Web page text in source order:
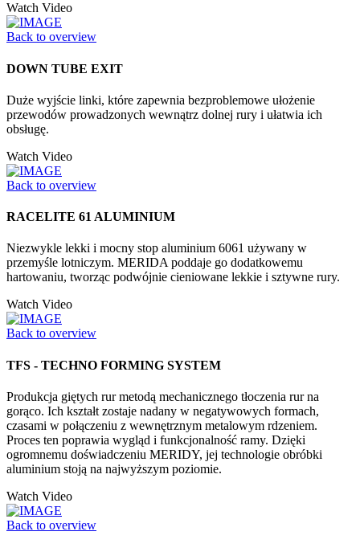
Watch Video
Back to overview
DOWN TUBE EXIT
Duże wyjście linki, które zapewnia bezproblemowe ułożenie
przewodów prowadzonych wewnątrz dolnej rury i ułatwia ich
obsługę.
Watch Video
Back to overview
RACELITE 61 ALUMINIUM
Niezwykle lekki i mocny stop aluminium 6061 używany w
przemyśle lotniczym. MERIDA poddaje go dodatkowemu
hartowaniu, tworząc podwójnie cieniowane lekkie i sztywne rury.
Watch Video
Back to overview
TFS - TECHNO FORMING SYSTEM
Produkcja giętych rur metodą mechanicznego tłoczenia rur na
gorąco. Ich kształt zostaje nadany w negatywowych formach,
czasami w połączeniu z wewnętrznym metalowym rdzeniem.
Proces ten poprawia wygląd i funkcjonalność ramy. Dzięki
ogromnemu doświadczeniu MERIDY, jej technologie obróbki
aluminium stoją na najwyższym poziomie.
Watch Video
Back to overview